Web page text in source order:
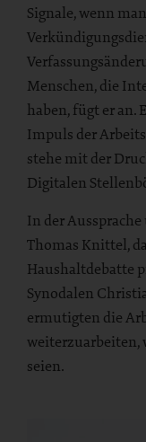
Signale, wenn
Menschen, die
haben, fügt er an.
Impuls der
stehe mit der
Digitalen
In der
Thomas Knittel,
Haushaltdebatte
Synodalen
ermutigten die
weiterzuarbeiten,
seien.